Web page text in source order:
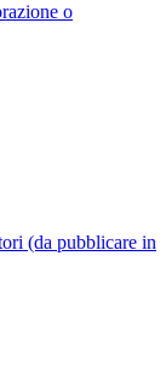
o
(da pubblicare in